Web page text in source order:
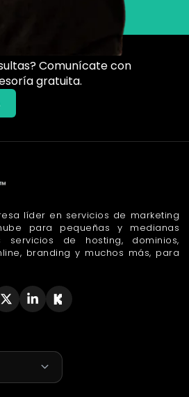
Comunícate con
gratuita.
líder en servicios de marketing
para pequeñas y medianas
servicios de hosting, dominios,
branding y muchos más, para